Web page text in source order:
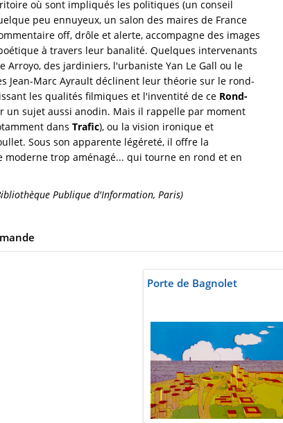
où sont impliqués les politiques (un conseil
peu ennuyeux, un salon des maires de France
off, drôle et alerte, accompagne des images
à travers leur banalité. Quelques intervenants
Arroyo, des jardiniers, l'urbaniste Yan Le Gall ou le
Jean-Marc Ayrault déclinent leur théorie sur le rond-
les qualités filmiques et l'inventité de ce Rond-
un sujet aussi anodin. Mais il rappelle par moment
dans Trafic), ou la vision ironique et
Sous son apparente légéreté, il offre la
moderne trop aménagé... qui tourne en rond et en
Publique d'Information, Paris)
Porte de Bagnolet